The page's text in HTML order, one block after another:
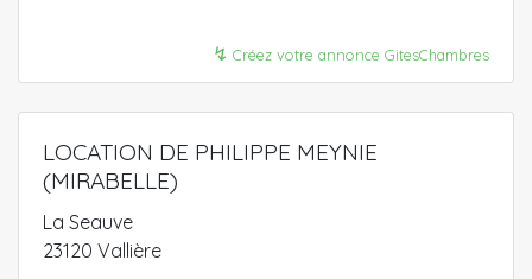
↯ Créez votre annonce GitesChambres
LOCATION DE PHILIPPE MEYNIE
(MIRABELLE)
La Seauve
23120 Vallière